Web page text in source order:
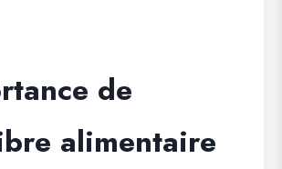
de
alimentaire